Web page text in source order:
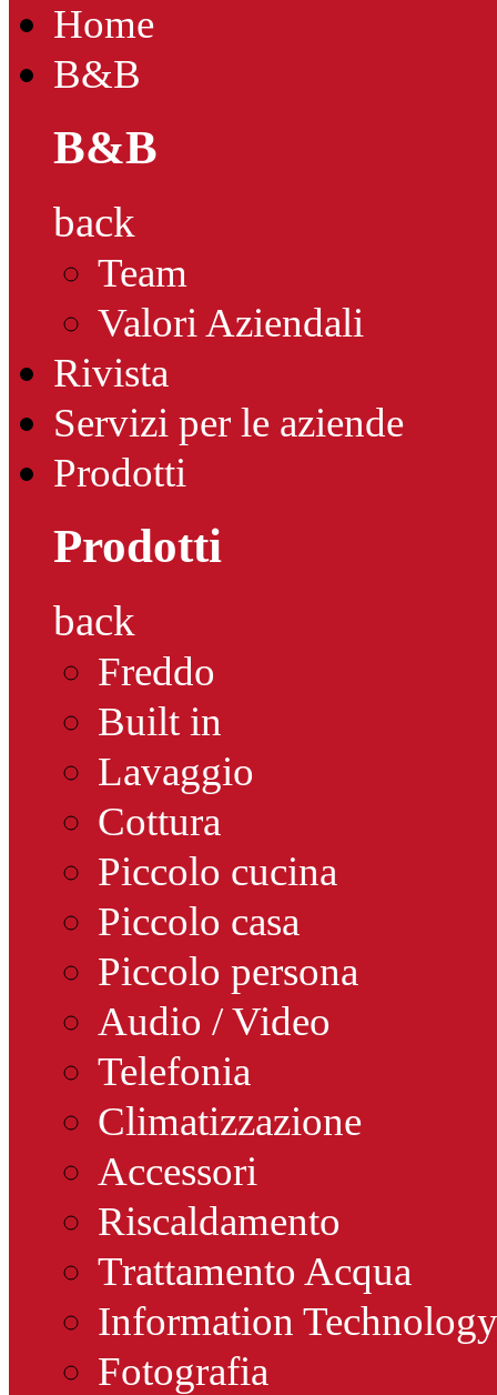
Home
B&B
B&B
back
Team
Valori Aziendali
Rivista
Servizi per le aziende
Prodotti
Prodotti
back
Freddo
Built in
Lavaggio
Cottura
Piccolo cucina
Piccolo casa
Piccolo persona
Audio / Video
Telefonia
Climatizzazione
Accessori
Riscaldamento
Trattamento Acqua
Information Technology
Fotografia